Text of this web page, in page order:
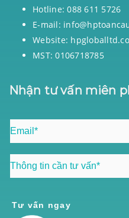
Hotline: 088 611 5726
E-mail:
Website:
MST: 0106718785
Nhận tư vấn miên
Tư vấn ngay